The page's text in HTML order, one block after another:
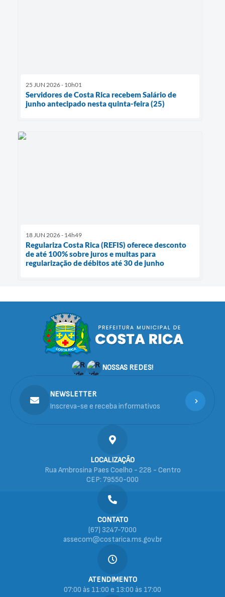
25 JUN 2026 - 10h01
Servidores de Costa Rica recebem Salário de
junho antecipado nesta quinta-feira (25)
18 JUN 2026 - 14h49
Regulariza Costa Rica (REFIS) oferece desconto
de até 100% sobre juros e multas para
regularização de débitos até 30 de junho
NOSSAS REDES!
LOCALIZAÇÃO
Rua Ambrosina Paes Coelho - 228 - Centro
CEP: 79550-000
CONTATO
(67) 3247-7000
assecom@costarica.ms.gov.br
ATENDIMENTO
07:00 às 11:00 e 13:00 às 17:00
NEWSLETTER
Inscreva-se e receba informativos